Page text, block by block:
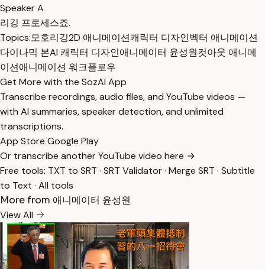
Speaker A
리깅 프로세스죠.
Topics:모호리깅2D 애니메이션캐릭터 디자인벡터 애니메이션
다이나믹 본AI 캐릭터 디자인애니메이터 윤성원컷아웃 애니메
이션애니메이션 워크플로우
Get More with the SozAI App
Transcribe recordings, audio files, and YouTube videos —
with AI summaries, speaker detection, and unlimited
transcriptions.
App Store Google Play
Or transcribe another YouTube video here →
Free tools: TXT to SRT · SRT Validator· Merge SRT · Subtitle
to Text · All tools
More from 애니메이터 윤성원
View All